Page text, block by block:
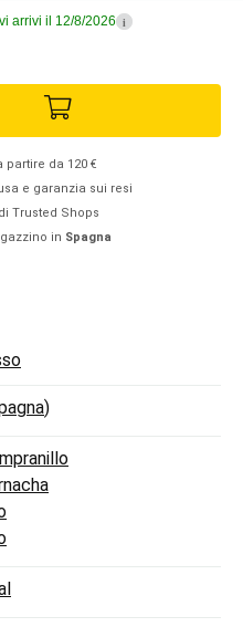
arrivi il 12/8/2026 i
partire da 120 €
e garanzia sui resi
Trusted Shops
in Spagna
)